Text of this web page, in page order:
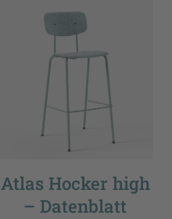
Atlas Hocker high
– Datenblatt